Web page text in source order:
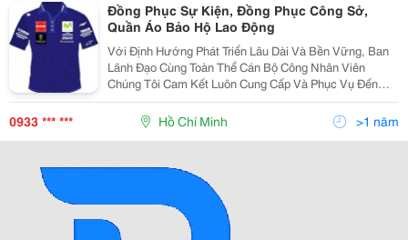
Đồng Phục Sự Kiện, Đồng Phục Công Sở,
Quần Áo Bảo Hộ Lao Động
Với Định Hướng Phát Triển Lâu Dài Và Bền Vững, Ban
Lãnh Đạo Cùng Toàn Thể Cán Bộ Công Nhân Viên
Chúng Tôi Cam Kết Luôn Cung Cấp Và Phục Vụ Đến
Quý Khách Hàng Sản Phẩm Chất Lượng Cao, Mẫu Mã
Đa Dạng, Giá Cả Cạnh Tranh, Cung Ứng Kịp Thời Và
Chế Độ Hậu
0933 *** *** Hồ Chí Minh >1 năm